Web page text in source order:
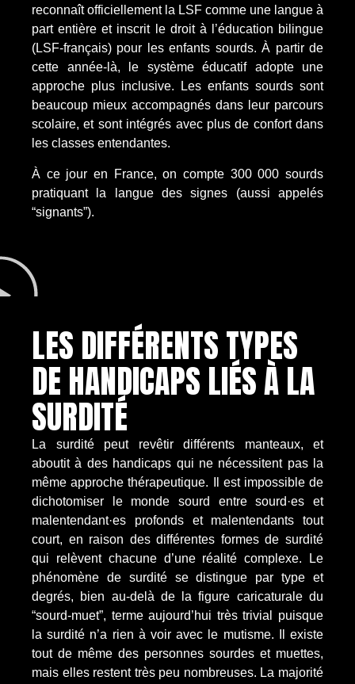
reconnaît officiellement la LSF comme une langue à
part entière et inscrit le droit à l’éducation bilingue
(LSF-français) pour les enfants sourds. À partir de
cette année-là, le système éducatif adopte une
approche plus inclusive. Les enfants sourds sont
beaucoup mieux accompagnés dans leur parcours
scolaire, et sont intégrés avec plus de confort dans
les classes entendantes.
À ce jour en France, on compte 300 000 sourds
pratiquant la langue des signes (aussi appelés
“signants”).
LES DIFFÉRENTS TYPES
DE HANDICAPS LIÉS À LA
SURDITÉ
La surdité peut revêtir différents manteaux, et
aboutit à des handicaps qui ne nécessitent pas la
même approche thérapeutique. Il est impossible de
dichotomiser le monde sourd entre sourd·es et
malentendant·es profonds et malentendants tout
court, en raison des différentes formes de surdité
qui relèvent chacune d’une réalité complexe. Le
phénomène de surdité se distingue par type et
degrés, bien au-delà de la figure caricaturale du
“sourd-muet”, terme aujourd’hui très trivial puisque
la surdité n’a rien à voir avec le mutisme. Il existe
tout de même des personnes sourdes et muettes,
mais elles restent très peu nombreuses. La majorité